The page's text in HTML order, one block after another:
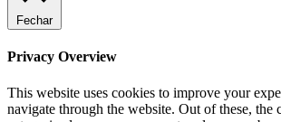
Fechar
Privacy Overview
This website uses cookies to improve your
navigate through the website. Out of these, the